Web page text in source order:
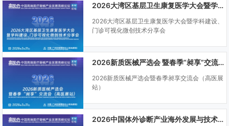
2026大湾区基层卫生康复医学大会暨学科建设、门诊可视化微创技术分享会
2026大湾区基层卫生康复医学大会暨学科建设、
门诊可视化微创技术分享会
2026新质医械严选会 暨春季“昶享”交流会（高医展站）
2026新质医械严选会暨春季昶享交流会（高医展
站）
2026中国体外诊断产业海外发展与技术创新大会